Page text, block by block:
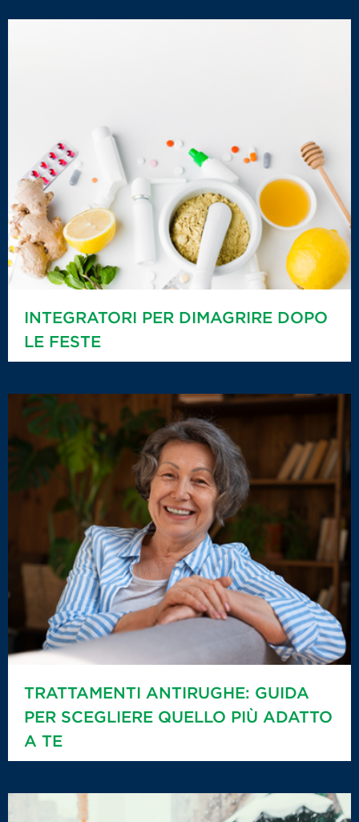
INTEGRATORI PER DIMAGRIRE DOPO
LE FESTE
TRATTAMENTI ANTIRUGHE: GUIDA
PER SCEGLIERE QUELLO PIÙ ADATTO
A TE